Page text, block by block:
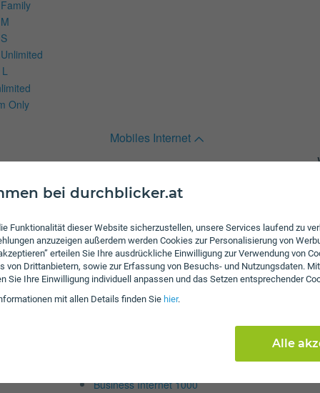
bei durchblicker.at
Funktionalität dieser Website sicherzustellen, unsere Services laufend zu
anzuzeigen außerdem werden Cookies zur Personalisierung von
erteilen Sie Ihre ausdrückliche Einwilligung zur Verwendung von
von Drittanbietern, sowie zur Erfassung von Besuchs- und Nutzungsdaten.
Sie Ihre Einwilligung individuell anpassen und das Setzen entsprechender
mit allen Details finden Sie hier.
Alle
Only
Mobiles Internet
XS plus
Only
Business Internet 1000